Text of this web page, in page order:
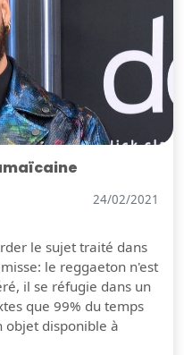
24/02/2021
le sujet traité dans
le reggaeton n'est
il se réfugie dans un
que 99% du temps
objet disponible à